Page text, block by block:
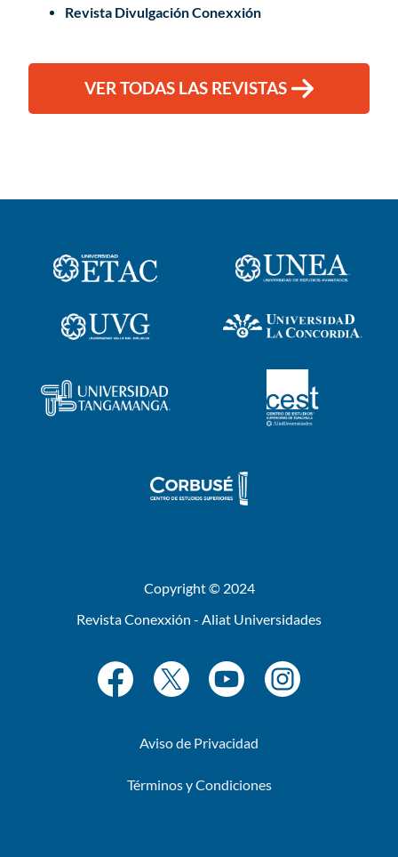
Revista Divulgación Conexxión
VER TODAS LAS REVISTAS
Copyright © 2024
Revista Conexxión - Aliat Universidades
Aviso de Privacidad
Términos y Condiciones